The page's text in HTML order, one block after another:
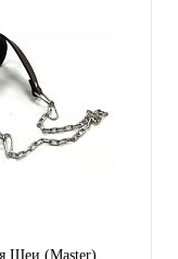
Шеи (Master)